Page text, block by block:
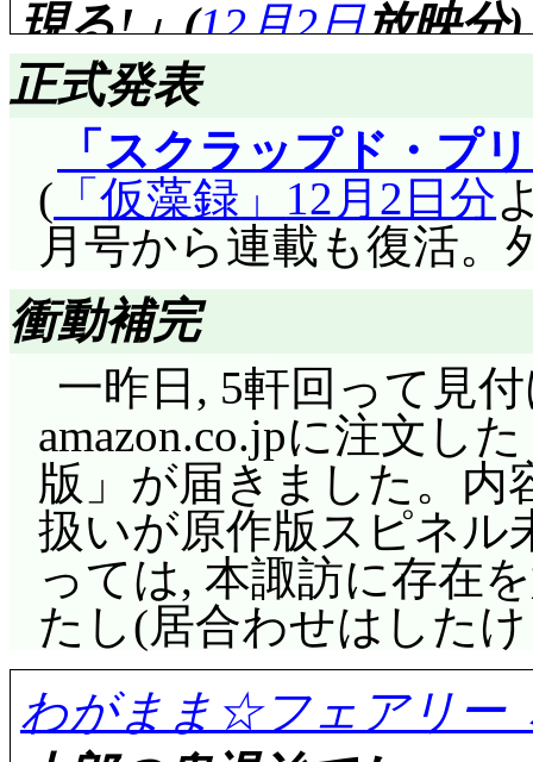
三つ編み様とは違い,
え。その割には, 扉が
ましたけど。
「自分自身を閉じ込
すが, とても自分自身
もタイトルに偽りあり
いなかったというこ
ハナちゃん。再試験
コーディオンも魔法
判断を委ねるという
て。
のかは未だ分かりま
評価……☆☆☆☆
ノンスクランブル放
名高いオープニング
ありますから, 衝撃は
どね。その時は録画
ノンスク向け紹介を
明台詞であろう台詞
有難いんですけどね
たかったような気が
はアナ姫様がメイン
姫様は出番が少ない(
出番ゼロ。
それに対して笑わせ
やられキャラ(^^;;; ブ
ボコボコにされるシ
現る!」(12月2日放映分)
評価……☆☆☆☆☆(前回
天界王の娘にして天
補, エルミナ(CV: 川
を含めて, 豪快なボケ
で飛ぶわ, 翼がつっか
わ, そこら中破壊して
父兄参観日を恐れる
王様なぞ既に来てい
「愛すべき魔界」を
王様。微笑ましくっ
本当に泣くかもね。
を前に, ちょっと本音
正式発表
「スクラップド・プ
(
仮藻録 12月2日分
月号から連載も復活。
衝動補完
一昨日, 5軒回って見
amazon.co.jpに注文し
版」が届きました。
扱いが原作版スピネ
っては, 本諏訪に存在
たし(居合わせはした
わがまま☆フェアリー